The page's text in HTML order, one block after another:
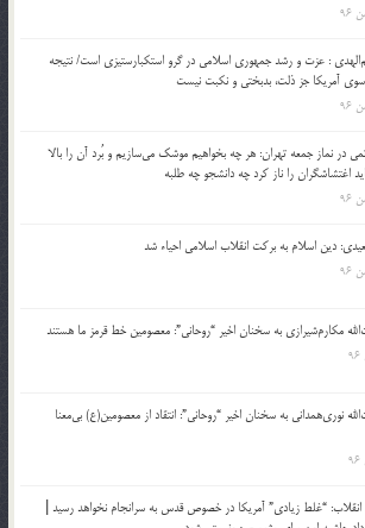
: عزت و رشد جمهوری اسلامی در گرو استکبارستیزی است/ نتیجه
آمریکا جز ذلت، بدبختی و نکبت نیست
در نماز جمعه تهران: هر چه بخواهیم موشک می‌سازیم و بُرد آن را بالا
اغتشاشگران را ناز کرد چه دانشجو چه طلبه
دین اسلام به برکت انقلاب اسلامی احیاء شد
مکارم‌شیرازی به سخنان اخیر “روحانی”: معصومین خط قرمز ما هستند
نوری‌همدانی به سخنان اخیر “روحانی”: انتقاد از معصومین(ع) بی‌معنا
“غلط زیادی” آمریکا در خصوص قدس به سرانجام نخواهد رسید |